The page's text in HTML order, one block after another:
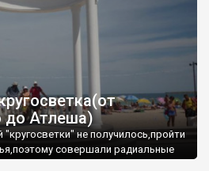
до Атлеша)
не получилось,пройти
совершали радиальные